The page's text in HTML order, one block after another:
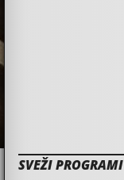
SVEŽI PROGRAMI